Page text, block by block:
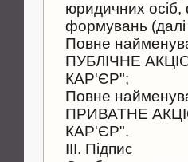
юридичних осіб,
формувань
Повне
ПУБЛІЧНЕ
КАР'ЄР";
Повне
ПРИВАТНЕ
КАР'ЄР".
III. Підпис